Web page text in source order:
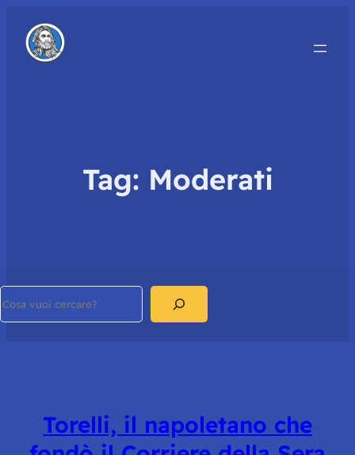
Tag: Moderati
Torelli, il napoletano che